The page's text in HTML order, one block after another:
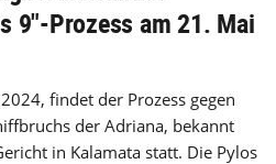
9"-Prozess am 21. Mai
findet der Prozess gegen
der Adriana, bekannt
in Kalamata statt. Die Pylos